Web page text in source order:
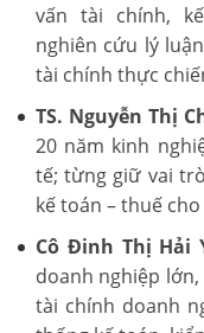
vấn tài chính,
nghiên cứu lý
tài chính thực
TS. Nguyễn Thị
20 năm kinh
tế; từng giữ vai
kế toán – thuế
Cô Đinh Thị Hải
doanh nghiệp
tài chính doanh